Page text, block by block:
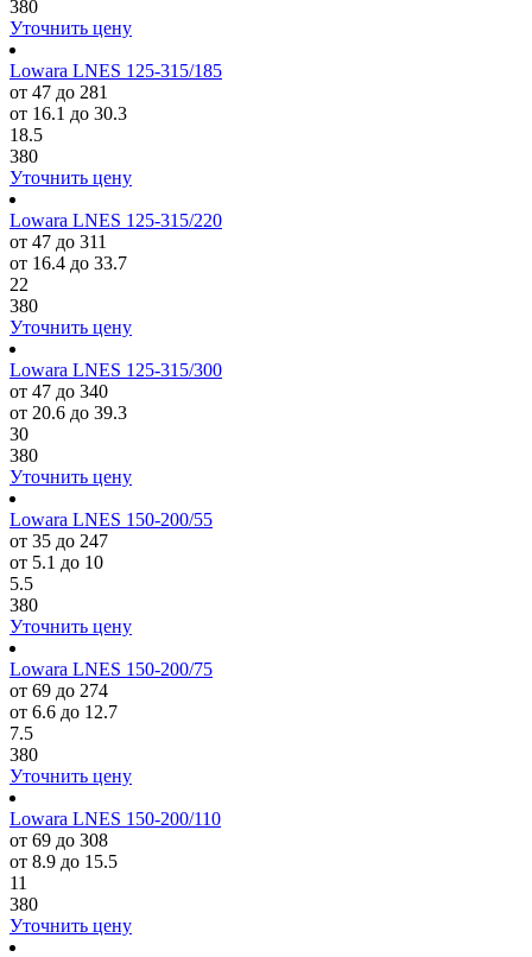
380
Уточнить цену
Lowara LNES 125-315/185
от 47 до 281
от 16.1 до 30.3
18.5
380
Уточнить цену
Lowara LNES 125-315/220
от 47 до 311
от 16.4 до 33.7
22
380
Уточнить цену
Lowara LNES 125-315/300
от 47 до 340
от 20.6 до 39.3
30
380
Уточнить цену
Lowara LNES 150-200/55
от 35 до 247
от 5.1 до 10
5.5
380
Уточнить цену
Lowara LNES 150-200/75
от 69 до 274
от 6.6 до 12.7
7.5
380
Уточнить цену
Lowara LNES 150-200/110
от 69 до 308
от 8.9 до 15.5
11
380
Уточнить цену